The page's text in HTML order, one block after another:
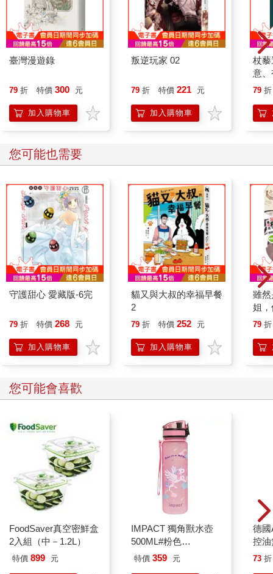
臺灣漫遊錄
79 折 特價 300 元
加入購物車
叛逆玩家 02
79 折 特價 221 元
加入購物車
杖
意
恭
79 折
您可能也需要
守護甜心 愛藏版-6完
79 折 特價 268 元
加入購物車
貓又與大叔的幸福早餐
2
79 折 特價 252 元
加入購物車
雖
姐
以
79 折
您可能會喜歡
FoodSaver真空密鮮盒
2入組（中－1.2L）
特價 899 元
IMPACT 獨角獸水壺
500ML#粉色
IM00B11PK
特價 359 元
德國
控
凝露
73 折